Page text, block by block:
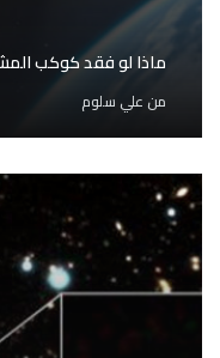
ماذا لو فقد كوكب
من علي سلوم